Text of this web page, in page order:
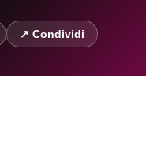
↗ Condividi